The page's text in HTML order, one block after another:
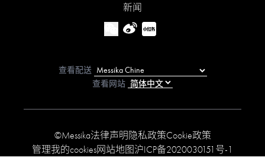
新闻
©Messika法律声明 隐私政策Cookie政策
管理我的cookies网站地图 沪ICP备2020030151号-1
查看配送
查看网站